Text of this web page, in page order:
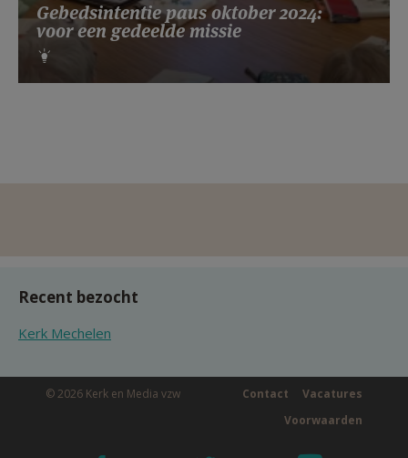
Gebedsintentie paus oktober 2024:
voor een gedeelde missie
Recent bezocht
Kerk Mechelen
© 2026 Kerk en Media vzw Vacatures
Contact
Voorwaarden